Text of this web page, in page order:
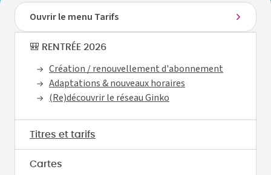
Besançon
Métropole
Ouvrir le menu Tarifs
🎒 RENTRÉE 2026
Création / renouvellement d'abonnement
Adaptations & nouveaux horaires
(Re)découvrir le réseau Ginko
Titres et tarifs
Cartes